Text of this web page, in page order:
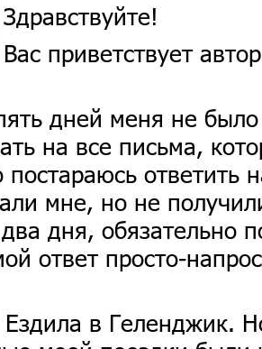
Здравствуйте!
Вас приветствует
дней меня не
на все письма,
постараюсь ответить
мне, но не
дня, обязательно
ответ просто-
в Геленджик.